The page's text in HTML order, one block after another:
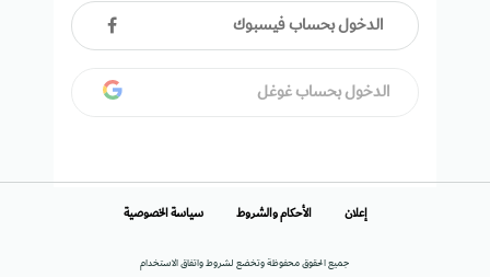
الدخول بحساب فيسبوك
الدخول بحساب غوغل
جميع الحقوق محفوظة وتخضع لشروط واتفاق الاستخدام
إعلان الأحكام والشروط سياسة الخصوصية